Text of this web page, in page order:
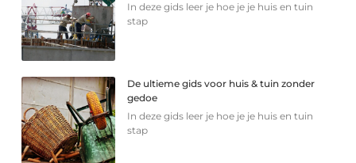
In deze gids leer je hoe je je huis en tuin
stap
De ultieme gids voor huis & tuin zonder
gedoe
In deze gids leer je hoe je je huis en tuin
stap